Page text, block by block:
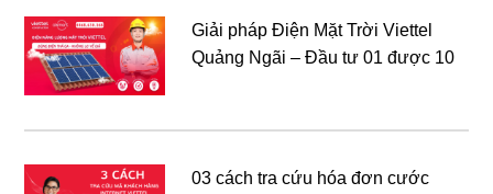
Giải pháp Điện Mặt Trời Viettel
Quảng Ngãi – Đầu tư 01 được 10
03 cách tra cứu hóa đơn cước